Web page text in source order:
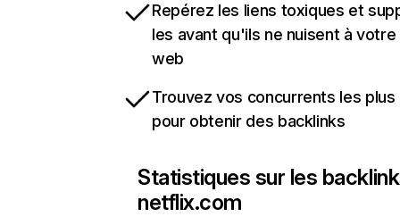
Repérez les liens toxiques et
les avant qu'ils ne nuisent à
web
Trouvez vos concurrents les
pour obtenir des backlinks
Statistiques sur les
netflix.com